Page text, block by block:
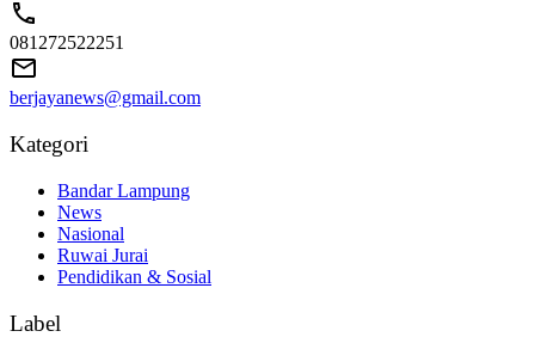
081272522251
berjayanews@gmail.com
Kategori
Bandar Lampung
News
Nasional
Ruwai Jurai
Pendidikan & Sosial
Label